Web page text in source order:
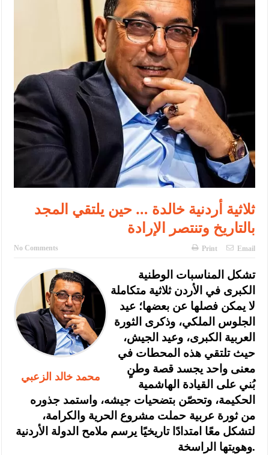
القاضي يلتقي رؤساء تحرير الصحف اليومية ويؤكد حرص مجلس النواب
على شراكة فاعلة مع الإعلام
دعوة المكلفين بخدمة العلم (الدفعة الثالثة) إلى مراجعة منصة خدمة
العلم
الملك يلتقي مجموعة من رفاق السلاح
الملك يتلقى اتصالا هاتفيا من العاهل البحريني
القاضي محمود أحمد فريحات.. مبارك ومزيدا من التوفيق
عارف بيك فريحات.. مبارك وبكم تزهو المناصب
ثلاثية أردنية خالدة … حين يلتقي المجد
بالتاريخ وتنتصر الإرادة
No Comments Print Email
محمد خالد الزعبي
تشكل المناسبات الوطنية
الكبرى في الأردن ثلاثية متكاملة
لا يمكن فصلها عن بعضها؛ عيد
الجلوس الملكي، وذكرى الثورة
العربية الكبرى، وعيد الجيش،
حيث تلتقي هذه المحطات في
معنى واحد يجسد قصة وطنٍ
بُني على القيادة الهاشمية
الحكيمة، وتحصّن بتضحيات جيشه، واستمد جذوره
من ثورة عربية حملت مشروع الحرية والكرامة،
لتشكل معًا امتدادًا تاريخيًا يرسم ملامح الدولة الأردنية
وهويتها الراسخة.